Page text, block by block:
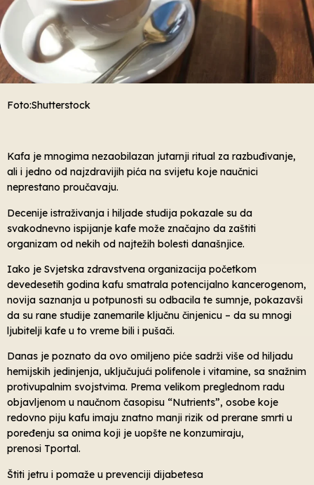
Foto:Shutterstock
Kafa je mnogima nezaobilazan jutarnji ritual za razbuđivanje,
ali i jedno od najzdravijih pića na svijetu koje naučnici
neprestano proučavaju.
Decenije istraživanja i hiljade studija pokazale su da
svakodnevno ispijanje kafe može značajno da zaštiti
organizam od nekih od najtežih bolesti današnjice.
Iako je Svjetska zdravstvena organizacija početkom
devedesetih godina kafu smatrala potencijalno kancerogenom,
novija saznanja u potpunosti su odbacila te sumnje, pokazavši
da su rane studije zanemarile ključnu činjenicu – da su mnogi
ljubitelji kafe u to vreme bili i pušači.
Danas je poznato da ovo omiljeno piće sadrži više od hiljadu
hemijskih jedinjenja, uključujući polifenole i vitamine, sa snažnim
protivupalnim svojstvima. Prema velikom preglednom radu
objavljenom u naučnom časopisu “Nutrients”, osobe koje
redovno piju kafu imaju znatno manji rizik od prerane smrti u
poređenju sa onima koji je uopšte ne konzumiraju,
prenosi Tportal.
Štiti jetru i pomaže u prevenciji dijabetesa